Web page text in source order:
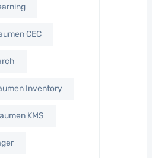
CEC
Inventory
KMS